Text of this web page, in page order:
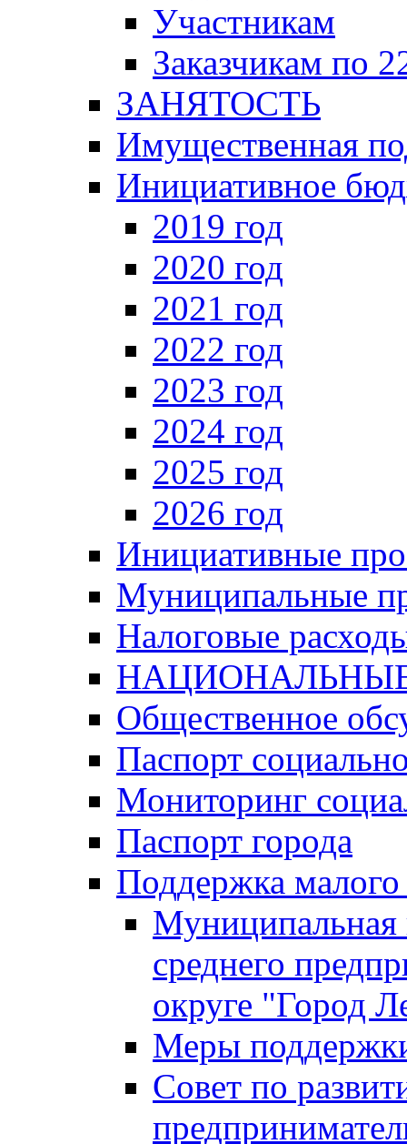
Участникам
Заказчикам по
ЗАНЯТОСТЬ
Имущественная
Инициативное
2019 год
2020 год
2021 год
2022 год
2023 год
2024 год
2025 год
2026 год
Инициативные
Муниципальные
Налоговые
Общественное
Паспорт
Мониторинг
Паспорт города
Поддержка малого
Муниципальная
среднего
округе "Город
Меры
Совет по